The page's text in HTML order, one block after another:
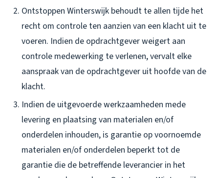
Ontstoppen Winterswijk behoudt te allen tijde het
recht om controle ten aanzien van een klacht uit te
voeren. Indien de opdrachtgever weigert aan
controle medewerking te verlenen, vervalt elke
aanspraak van de opdrachtgever uit hoofde van de
klacht.
Indien de uitgevoerde werkzaamheden mede
levering en plaatsing van materialen en/of
onderdelen inhouden, is garantie op voornoemde
materialen en/of onderdelen beperkt tot de
garantie die de betreffende leverancier in het